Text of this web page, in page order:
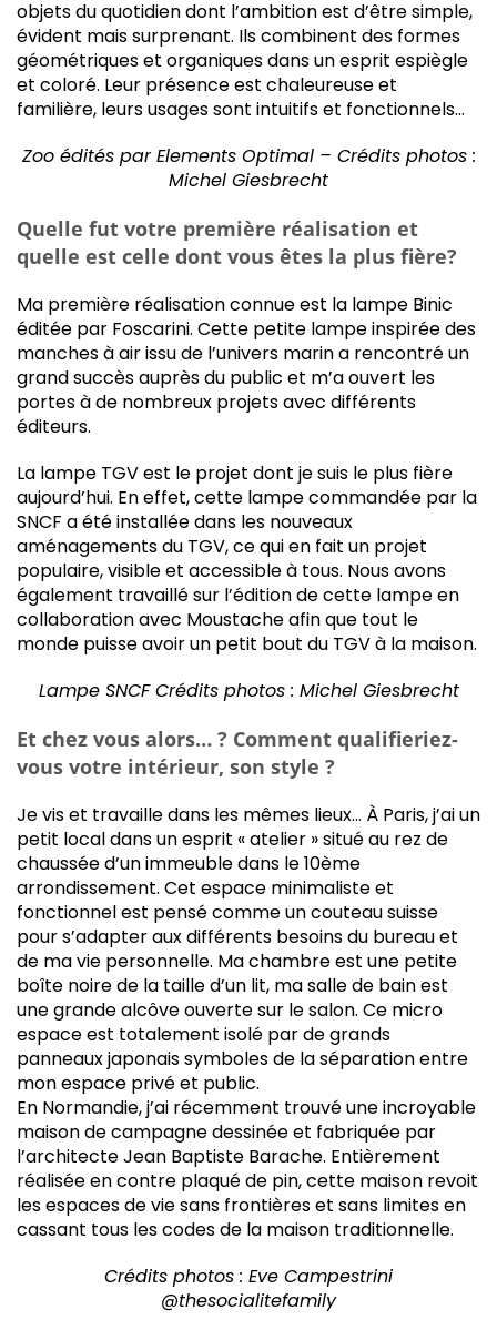
objets du quotidien dont l’ambition est d’être simple,
évident mais surprenant. Ils combinent des formes
géométriques et organiques dans un esprit espiègle
et coloré. Leur présence est chaleureuse et
familière, leurs usages sont intuitifs et fonctionnels…
Zoo édités par Elements Optimal – Crédits photos :
Michel Giesbrecht
Quelle fut votre première réalisation et
quelle est celle dont vous êtes la plus fière?
Ma première réalisation connue est la lampe Binic
éditée par Foscarini. Cette petite lampe inspirée des
manches à air issu de l’univers marin a rencontré un
grand succès auprès du public et m’a ouvert les
portes à de nombreux projets avec différents
éditeurs.
La lampe TGV est le projet dont je suis le plus fière
aujourd’hui. En effet, cette lampe commandée par la
SNCF a été installée dans les nouveaux
aménagements du TGV, ce qui en fait un projet
populaire, visible et accessible à tous. Nous avons
également travaillé sur l’édition de cette lampe en
collaboration avec Moustache afin que tout le
monde puisse avoir un petit bout du TGV à la maison.
Lampe SNCF Crédits photos : Michel Giesbrecht
Et chez vous alors… ? Comment qualifieriez-
vous votre intérieur, son style ?
Je vis et travaille dans les mêmes lieux… À Paris, j’ai un
petit local dans un esprit « atelier » situé au rez de
chaussée d’un immeuble dans le 10ème
arrondissement. Cet espace minimaliste et
fonctionnel est pensé comme un couteau suisse
pour s’adapter aux différents besoins du bureau et
de ma vie personnelle. Ma chambre est une petite
boîte noire de la taille d’un lit, ma salle de bain est
une grande alcôve ouverte sur le salon. Ce micro
espace est totalement isolé par de grands
panneaux japonais symboles de la séparation entre
mon espace privé et public.
En Normandie, j’ai récemment trouvé une incroyable
maison de campagne dessinée et fabriquée par
l’architecte Jean Baptiste Barache. Entièrement
réalisée en contre plaqué de pin, cette maison revoit
les espaces de vie sans frontières et sans limites en
cassant tous les codes de la maison traditionnelle.
Crédits photos : Eve Campestrini
@thesocialitefamily